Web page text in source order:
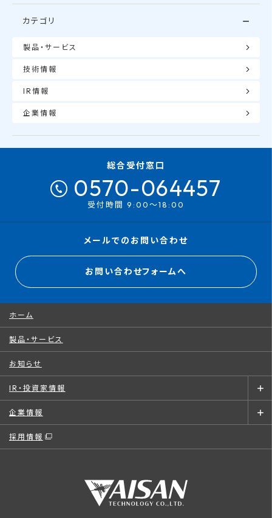
カテゴリ
製品・サービス
技術情報
IR情報
企業情報
総合受付窓口
0570-064457
受付時間 9:00～18:00
メールでのお問い合わせ
お問い合わせフォームへ
ホーム
製品・サービス
お知らせ
IR・投資家情報
企業情報
採用情報